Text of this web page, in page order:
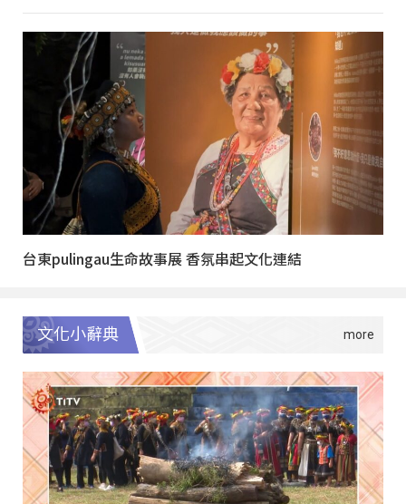
台東pulingau生命故事展 香氛串起文化連結
文化小辭典